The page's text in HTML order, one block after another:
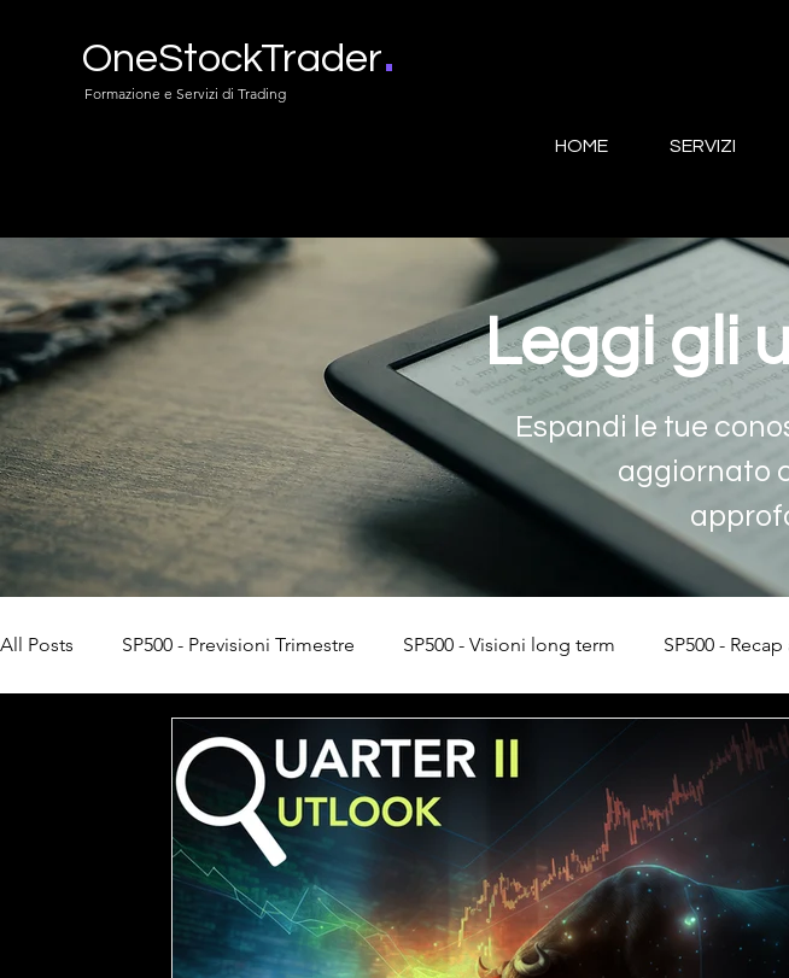
OneStockTrader.
Formazione e Servizi di Trading
HOME SERVIZI
Leggi gli
Espandi le tue
aggiornato
All Posts SP500 - Previsioni Trimestre SP500 - Visioni long term SP500 -
Trading algoritmico OneStockTrader